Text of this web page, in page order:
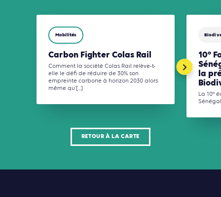
Mobilités
Carbon Fighter Colas Rail
Comment la société Colas Rail relève-t-
elle le défi de réduire de 30% son
empreinte carbone à horizon 2030 alors
même qu’[...]
10°
la
La 10°
RETOUR À LA CARTE